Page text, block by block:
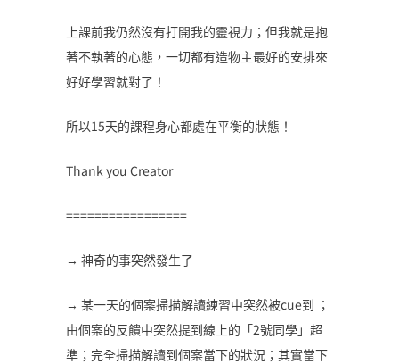
上課前我仍然沒有打開我的靈視力；但我就是抱
著不執著的心態，一切都有造物主最好的安排來
好好學習就對了！
所以15天的課程身心都處在平衡的狀態！
Thank you Creator
=================
→ 神奇的事突然發生了
→ 某一天的個案掃描解讀練習中突然被cue到 ；
由個案的反饋中突然提到線上的「2號同學」超
準；完全掃描解讀到個案當下的狀況；其實當下